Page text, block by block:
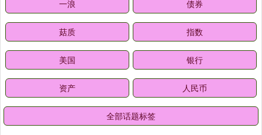
一浪 债券
菇质 指数
美国 银行
资产 人民币
全部话题标签